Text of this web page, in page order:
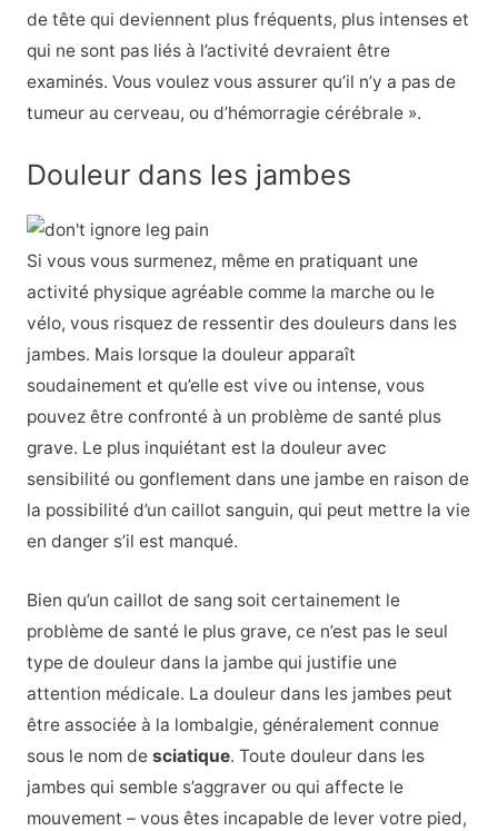
de tête qui deviennent plus fréquents, plus intenses et
qui ne sont pas liés à l’activité devraient être
examinés. Vous voulez vous assurer qu’il n’y a pas de
tumeur au cerveau, ou d’hémorragie cérébrale ».
Douleur dans les jambes
Si vous vous surmenez, même en pratiquant une
activité physique agréable comme la marche ou le
vélo, vous risquez de ressentir des douleurs dans les
jambes. Mais lorsque la douleur apparaît
soudainement et qu’elle est vive ou intense, vous
pouvez être confronté à un problème de santé plus
grave. Le plus inquiétant est la douleur avec
sensibilité ou gonflement dans une jambe en raison de
la possibilité d’un caillot sanguin, qui peut mettre la vie
en danger s’il est manqué.
Bien qu’un caillot de sang soit certainement le
problème de santé le plus grave, ce n’est pas le seul
type de douleur dans la jambe qui justifie une
attention médicale. La douleur dans les jambes peut
être associée à la lombalgie, généralement connue
sous le nom de sciatique. Toute douleur dans les
jambes qui semble s’aggraver ou qui affecte le
mouvement – vous êtes incapable de lever votre pied,